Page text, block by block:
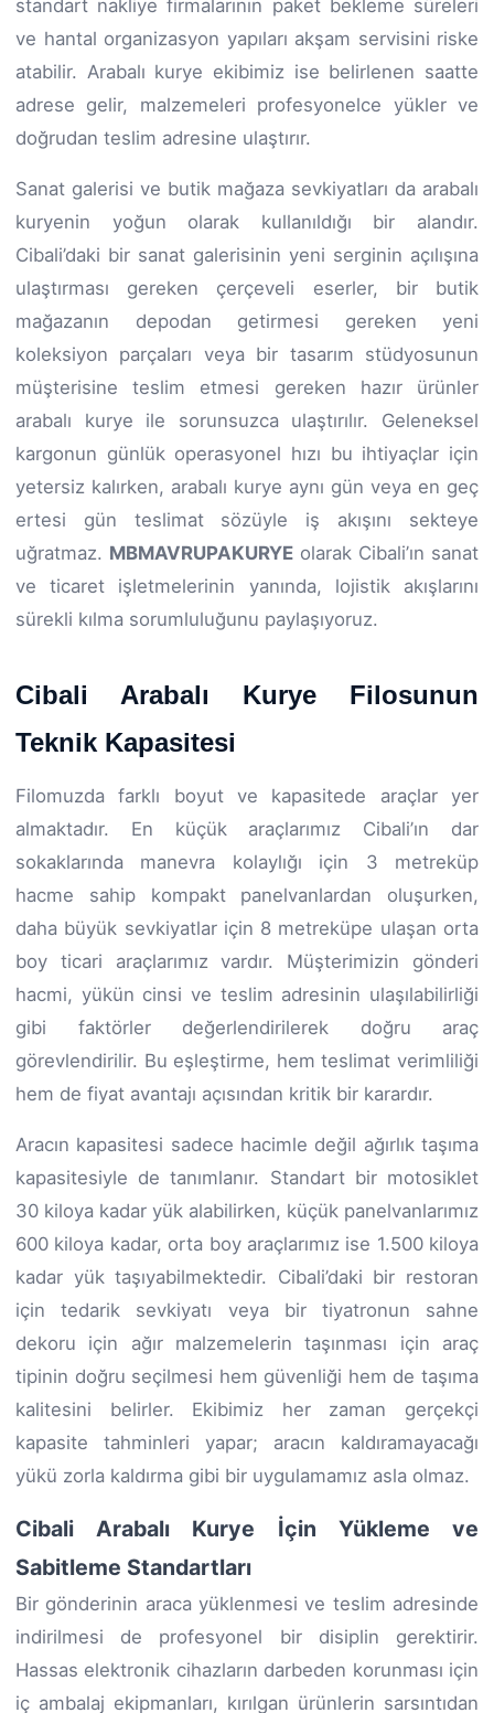
standart nakliye firmalarının paket bekleme süreleri
ve hantal organizasyon yapıları akşam servisini riske
atabilir. Arabalı kurye ekibimiz ise belirlenen saatte
adrese gelir, malzemeleri profesyonelce yükler ve
doğrudan teslim adresine ulaştırır.
Sanat galerisi ve butik mağaza sevkiyatları da arabalı
kuryenin yoğun olarak kullanıldığı bir alandır.
Cibali’daki bir sanat galerisinin yeni serginin açılışına
ulaştırması gereken çerçeveli eserler, bir butik
mağazanın depodan getirmesi gereken yeni
koleksiyon parçaları veya bir tasarım stüdyosunun
müşterisine teslim etmesi gereken hazır ürünler
arabalı kurye ile sorunsuzca ulaştırılır. Geleneksel
kargonun günlük operasyonel hızı bu ihtiyaçlar için
yetersiz kalırken, arabalı kurye aynı gün veya en geç
ertesi gün teslimat sözüyle iş akışını sekteye
uğratmaz. MBMAVRUPAKURYE olarak Cibali’ın sanat
ve ticaret işletmelerinin yanında, lojistik akışlarını
sürekli kılma sorumluluğunu paylaşıyoruz.
Cibali Arabalı Kurye Filosunun
Teknik Kapasitesi
Filomuzda farklı boyut ve kapasitede araçlar yer
almaktadır. En küçük araçlarımız Cibali’ın dar
sokaklarında manevra kolaylığı için 3 metreküp
hacme sahip kompakt panelvanlardan oluşurken,
daha büyük sevkiyatlar için 8 metreküpe ulaşan orta
boy ticari araçlarımız vardır. Müşterimizin gönderi
hacmi, yükün cinsi ve teslim adresinin ulaşılabilirliği
gibi faktörler değerlendirilerek doğru araç
görevlendirilir. Bu eşleştirme, hem teslimat verimliliği
hem de fiyat avantajı açısından kritik bir karardır.
Aracın kapasitesi sadece hacimle değil ağırlık taşıma
kapasitesiyle de tanımlanır. Standart bir motosiklet
30 kiloya kadar yük alabilirken, küçük panelvanlarımız
600 kiloya kadar, orta boy araçlarımız ise 1.500 kiloya
kadar yük taşıyabilmektedir. Cibali’daki bir restoran
için tedarik sevkiyatı veya bir tiyatronun sahne
dekoru için ağır malzemelerin taşınması için araç
tipinin doğru seçilmesi hem güvenliği hem de taşıma
kalitesini belirler. Ekibimiz her zaman gerçekçi
kapasite tahminleri yapar; aracın kaldıramayacağı
yükü zorla kaldırma gibi bir uygulamamız asla olmaz.
Cibali Arabalı Kurye İçin Yükleme ve
Sabitleme Standartları
Bir gönderinin araca yüklenmesi ve teslim adresinde
indirilmesi de profesyonel bir disiplin gerektirir.
Hassas elektronik cihazların darbeden korunması için
iç ambalaj ekipmanları, kırılgan ürünlerin sarsıntıdan